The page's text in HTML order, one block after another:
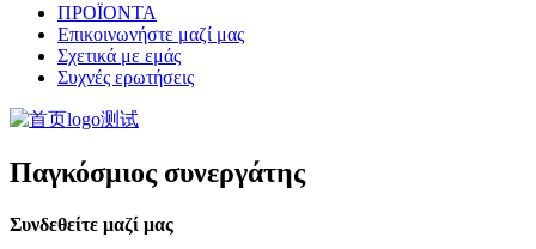
ΠΡΟΪΟΝΤΑ
Επικοινωνήστε μαζί μας
Σχετικά με εμάς
Συχνές ερωτήσεις
Παγκόσμιος συνεργάτης
Συνδεθείτε μαζί μας